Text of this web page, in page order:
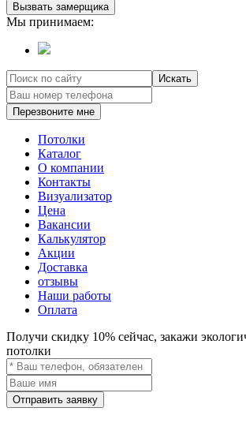
Вызвать замерщика
Мы принимаем:
Искать
Перезвоните мне
Потолки
Каталог
О компании
Контакты
Визуализатор
Цена
Вакансии
Калькулятор
Акции
Доставка
отзывы
Наши работы
Оплата
Получи скидку 10% сейчас, закажи
потолки
Отправить заявку